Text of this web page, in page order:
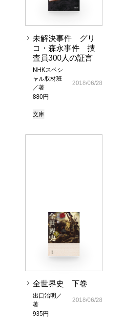
未解決事件 グリ
コ・森永事件 捜
査員300人の証言
NHKスペシ
ャル取材班
／著
880円
2018/06/28
文庫
全世界史 下巻
出口治明／
著
935円
2018/06/28